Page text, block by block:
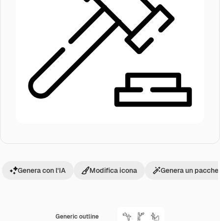
Generic outline
Genera con l'IA Modifica icona Genera un